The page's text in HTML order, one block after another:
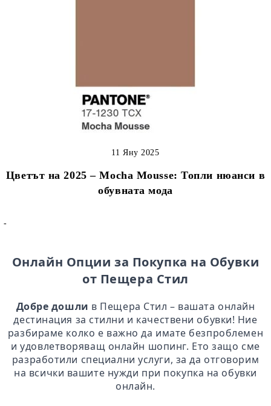
Цветът на 2025 – Mocha Mousse: Топли нюанси в
обувната мода
11 Яну 2025
-
Онлайн Опции за Покупка на Обувки
от Пещера Стил
Добре дошли в Пещера Стил – вашата онлайн
дестинация за стилни и качествени обувки! Ние
разбираме колко е важно да имате безпроблемен
и удовлетворяващ онлайн шопинг. Ето защо сме
разработили специални услуги, за да отговорим
на всички вашите нужди при покупка на обувки
онлайн.